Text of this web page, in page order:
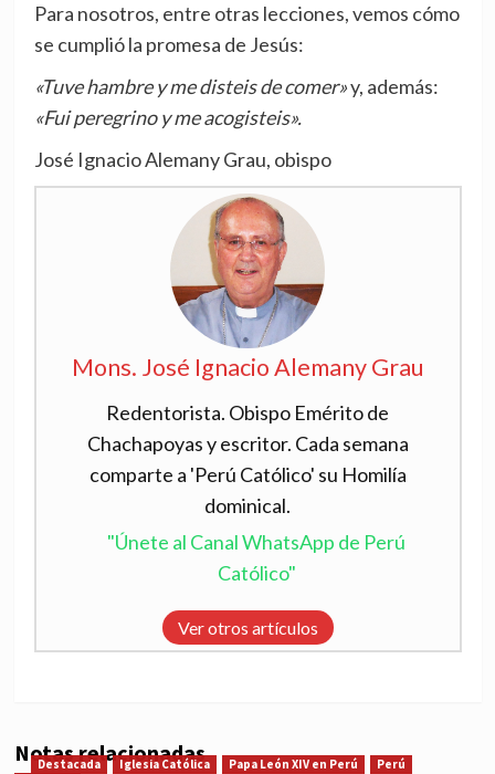
Para nosotros, entre otras lecciones, vemos cómo
se cumplió la promesa de Jesús:
«Tuve hambre y me disteis de comer»y, además:
«Fui peregrino y me acogisteis».
José Ignacio Alemany Grau, obispo
Mons. José Ignacio Alemany Grau
Redentorista. Obispo Emérito de
Chachapoyas y escritor. Cada semana
comparte a 'Perú Católico' su Homilía
dominical.
"Únete al Canal WhatsApp de Perú
Católico"
Ver otros artículos
Notas relacionadas
Destacada Iglesia Católica Papa León XIV en Perú Perú